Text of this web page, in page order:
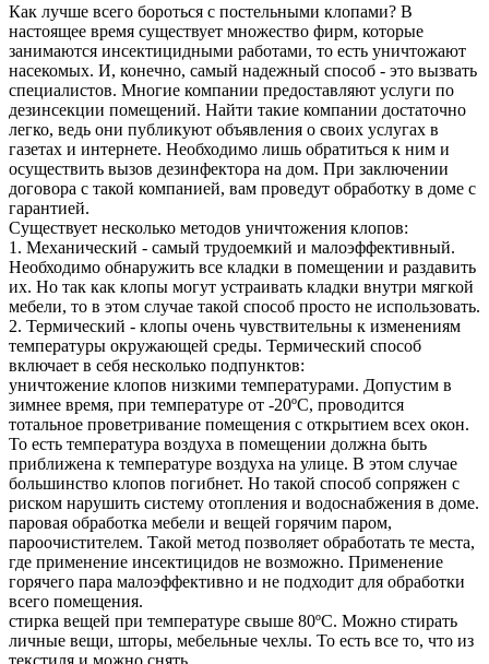
Как лучше всего бороться с постельными клопами? В
настоящее время существует множество фирм, которые
занимаются инсектицидными работами, то есть уничтожают
насекомых. И, конечно, самый надежный способ - это вызвать
специалистов. Многие компании предоставляют услуги по
дезинсекции помещений. Найти такие компании достаточно
легко, ведь они публикуют объявления о своих услугах в
газетах и интернете. Необходимо лишь обратиться к ним и
осуществить вызов дезинфектора на дом. При заключении
договора с такой компанией, вам проведут обработку в доме с
гарантией.
Существует несколько методов уничтожения клопов:
1. Механический - самый трудоемкий и малоэффективный.
Необходимо обнаружить все кладки в помещении и раздавить
их. Но так как клопы могут устраивать кладки внутри мягкой
мебели, то в этом случае такой способ просто не использовать.
2. Термический - клопы очень чувствительны к изменениям
температуры окружающей среды. Термический способ
включает в себя несколько подпунктов:
уничтожение клопов низкими температурами. Допустим в
зимнее время, при температуре от -20ºС, проводится
тотальное проветривание помещения с открытием всех окон.
То есть температура воздуха в помещении должна быть
приближена к температуре воздуха на улице. В этом случае
большинство клопов погибнет. Но такой способ сопряжен с
риском нарушить систему отопления и водоснабжения в доме.
паровая обработка мебели и вещей горячим паром,
пароочистителем. Такой метод позволяет обработать те места,
где применение инсектицидов не возможно. Применение
горячего пара малоэффективно и не подходит для обработки
всего помещения.
стирка вещей при температуре свыше 80ºС. Можно стирать
личные вещи, шторы, мебельные чехлы. То есть все то, что из
текстиля и можно снять.